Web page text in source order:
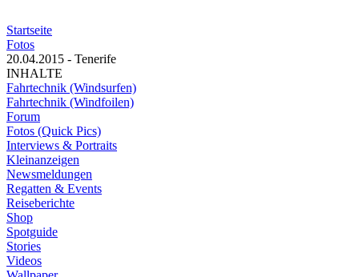
Startseite
Fotos
20.04.2015 - Tenerife
INHALTE
Fahrtechnik (Windsurfen)
Fahrtechnik (Windfoilen)
Forum
Fotos (Quick Pics)
Interviews & Portraits
Kleinanzeigen
Newsmeldungen
Regatten & Events
Reiseberichte
Shop
Spotguide
Stories
Videos